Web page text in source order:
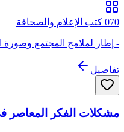
070 كتب الإعلام والصحافة
- إطار لملامح المجتمع وصورة
تفاصيل
مشكلات الفكر المعاصر